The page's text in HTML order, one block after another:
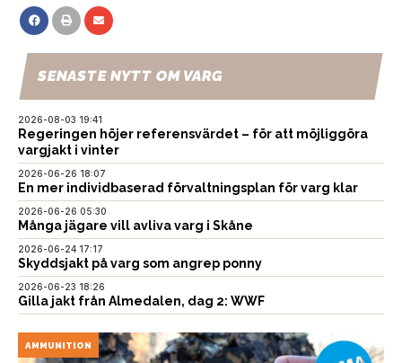
SENASTE NYTT OM VARG
2026-08-03 19:41
Regeringen höjer referensvärdet – för att möjliggöra
vargjakt i vinter
2026-06-26 18:07
En mer individbaserad förvaltningsplan för varg klar
2026-06-26 05:30
Många jägare vill avliva varg i Skåne
2026-06-24 17:17
Skyddsjakt på varg som angrep ponny
2026-06-23 18:26
Gilla jakt från Almedalen, dag 2: WWF
AMMUNITION